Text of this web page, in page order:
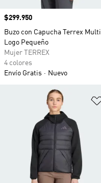
Precio
$299.950
Buzo con Capucha Terrex Multi
Logo Pequeño
Mujer TERREX
4 colores
Envío Gratis
Nuevo